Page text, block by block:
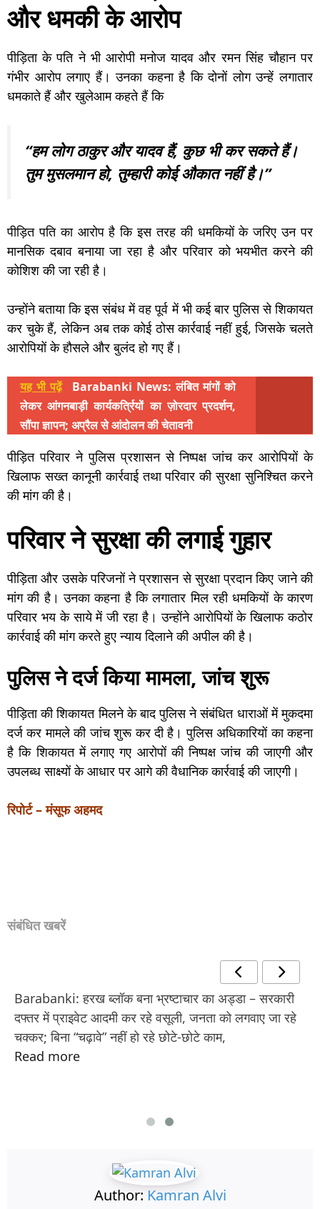
और धमकी के आरोप
पीड़िता के पति ने भी आरोपी मनोज यादव और रमन सिंह चौहान पर
गंभीर आरोप लगाए हैं। उनका कहना है कि दोनों लोग उन्हें लगातार
धमकाते हैं और खुलेआम कहते हैं कि
“हम लोग ठाकुर और यादव हैं, कुछ भी कर सकते हैं।
तुम मुसलमान हो, तुम्हारी कोई औकात नहीं है।”
पीड़ित पति का आरोप है कि इस तरह की धमकियों के जरिए उन पर
मानसिक दबाव बनाया जा रहा है और परिवार को भयभीत करने की
कोशिश की जा रही है।
उन्होंने बताया कि इस संबंध में वह पूर्व में भी कई बार पुलिस से शिकायत
कर चुके हैं, लेकिन अब तक कोई ठोस कार्रवाई नहीं हुई, जिसके चलते
आरोपियों के हौसले और बुलंद हो गए हैं।
यह भी पढ़ें
Barabanki News: लंबित मांगों को
लेकर आंगनबाड़ी कार्यकर्त्रियों का ज़ोरदार प्रदर्शन,
सौंपा ज्ञापन; अप्रैल से आंदोलन की चेतावनी
पीड़ित परिवार ने पुलिस प्रशासन से निष्पक्ष जांच कर आरोपियों के
खिलाफ सख्त कानूनी कार्रवाई तथा परिवार की सुरक्षा सुनिश्चित करने
की मांग की है।
परिवार ने सुरक्षा की लगाई गुहार
पीड़िता और उसके परिजनों ने प्रशासन से सुरक्षा प्रदान किए जाने की
मांग की है। उनका कहना है कि लगातार मिल रही धमकियों के कारण
परिवार भय के साये में जी रहा है। उन्होंने आरोपियों के खिलाफ कठोर
कार्रवाई की मांग करते हुए न्याय दिलाने की अपील की है।
पुलिस ने दर्ज किया मामला, जांच शुरू
पीड़िता की शिकायत मिलने के बाद पुलिस ने संबंधित धाराओं में मुकदमा
दर्ज कर मामले की जांच शुरू कर दी है। पुलिस अधिकारियों का कहना
है कि शिकायत में लगाए गए आरोपों की निष्पक्ष जांच की जाएगी और
उपलब्ध साक्ष्यों के आधार पर आगे की वैधानिक कार्रवाई की जाएगी।
रिपोर्ट – मंसूफ अहमद
संबंधित खबरें
Barabanki: हरख ब्लॉक बना भ्रष्टाचार का अड्डा – सरकारी
दफ्तर में प्राइवेट आदमी कर रहे वसूली, जनता को लगवाए जा रहे
चक्कर; बिना “चढ़ावे” नहीं हो रहे छोटे-छोटे काम,
Read more
Author: Kamran Alvi